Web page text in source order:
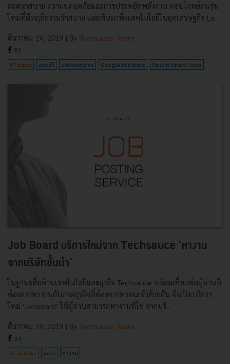
สะดวกสบาย ความปลอดภัยและการประหยัดพลังงาน ตอบโจทย์คนรุ่น
ใหม่ที่มีพฤติกรรมรักสบาย และหันมาพึ่งเทคโนโลยีในยุคเศรษฐกิจ La...
ธันวาคม 19, 2019 | By Techsauce Team
92
PR News แสนสิริ siri-ventures Google Assistant Sansiri Smart Home
Job Board บริการใหม่จาก Techsauce ‘หางาน
จากบริษัทชั้นนำ’
ในฐานะสื่อด้านเทคโนโลยีและธุรกิจ Techsauce พร้อมเชื่อมต่อผู้อ่านที่
ต้องการหางานกับภาคธุรกิจที่ต้องการหาคนเข้าด้วยกัน จึงเปิดบริการ
ใหม่ ‘Jobboard’ ให้ผู้อ่านสามารถหางานที่ใช่ จากบริ...
ธันวาคม 19, 2019 | By Techsauce Team
34
Tech & Biz work หางาน